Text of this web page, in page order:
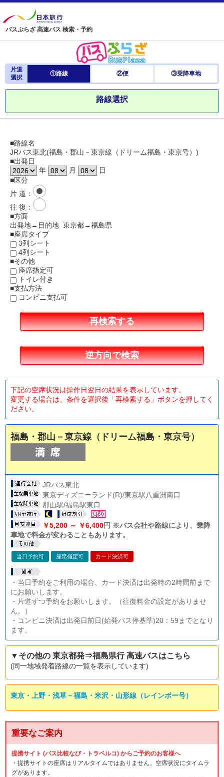
バスぷらざ 高速バス 検索・予約
片道
選択
①路線 ②便 ③乗降車地
路線選択
■路線名
JRバス東北(福島・郡山－東京線（ドリーム福島・東京号）)
■出発日
年
月
日
■区分
片 道 ：
往 復 ：
■方面
出発地→目的地 東京都→福島県
■座席タイプ
3列シート
4列シート
■その他
座席指定可
トイレ付き
■支払方法
コンビニ支払可
下記の空席状況は操作日翌日の結果を表示しています。
変更する場合は、条件を選択後「再検索する」ボタンを押してく
ださい。
福島・郡山－東京線（ドリーム福島・東京号）
JRバス東北
東京ディズニーランド(R)/東京駅八重洲南口
郡山駅/福島駅東口
￥5,200 ～ ￥6,400円 ※バス会社や路線により、乗降
車地で料金が変わることもあります。
当日予約可 座席指定可 カード決済可
・当日予約をご利用の場合、カード決済は出発時の2時間前まで
にお願いします。
・片道ずつ予約をお願いします。（往復料金の設定がありませ
ん。）
・コンビニ決済は出発日前日(始発バス停基準)20：59までとなり
ます。
▼その他の 東京都発⇒福島県行 高速バスはこちら
(同一地域発着路線の一覧を表示しています)
東京・上野・浅草－福島・米沢・山形線（レインボー号）
重要なご案内
提携サイト (バス比較なび・トラベルコ) からご予約のお客様へ
・提携サイトの座席はリアルタイムではありません。空席状況にタイムラ
グがあります。